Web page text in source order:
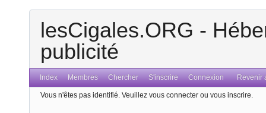
lesCigales.ORG -
publicité
Index Membres Chercher S'inscrire Connexion Revenir
Vous n'êtes pas identifié. Veuillez vous connecter ou vous inscrire.